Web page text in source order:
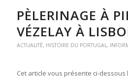
PÈLERINAGE À
VÉZELAY À
ACTUALITÉ, HISTOIRE DU PORTUGAL,
Cet article vous présente ci-